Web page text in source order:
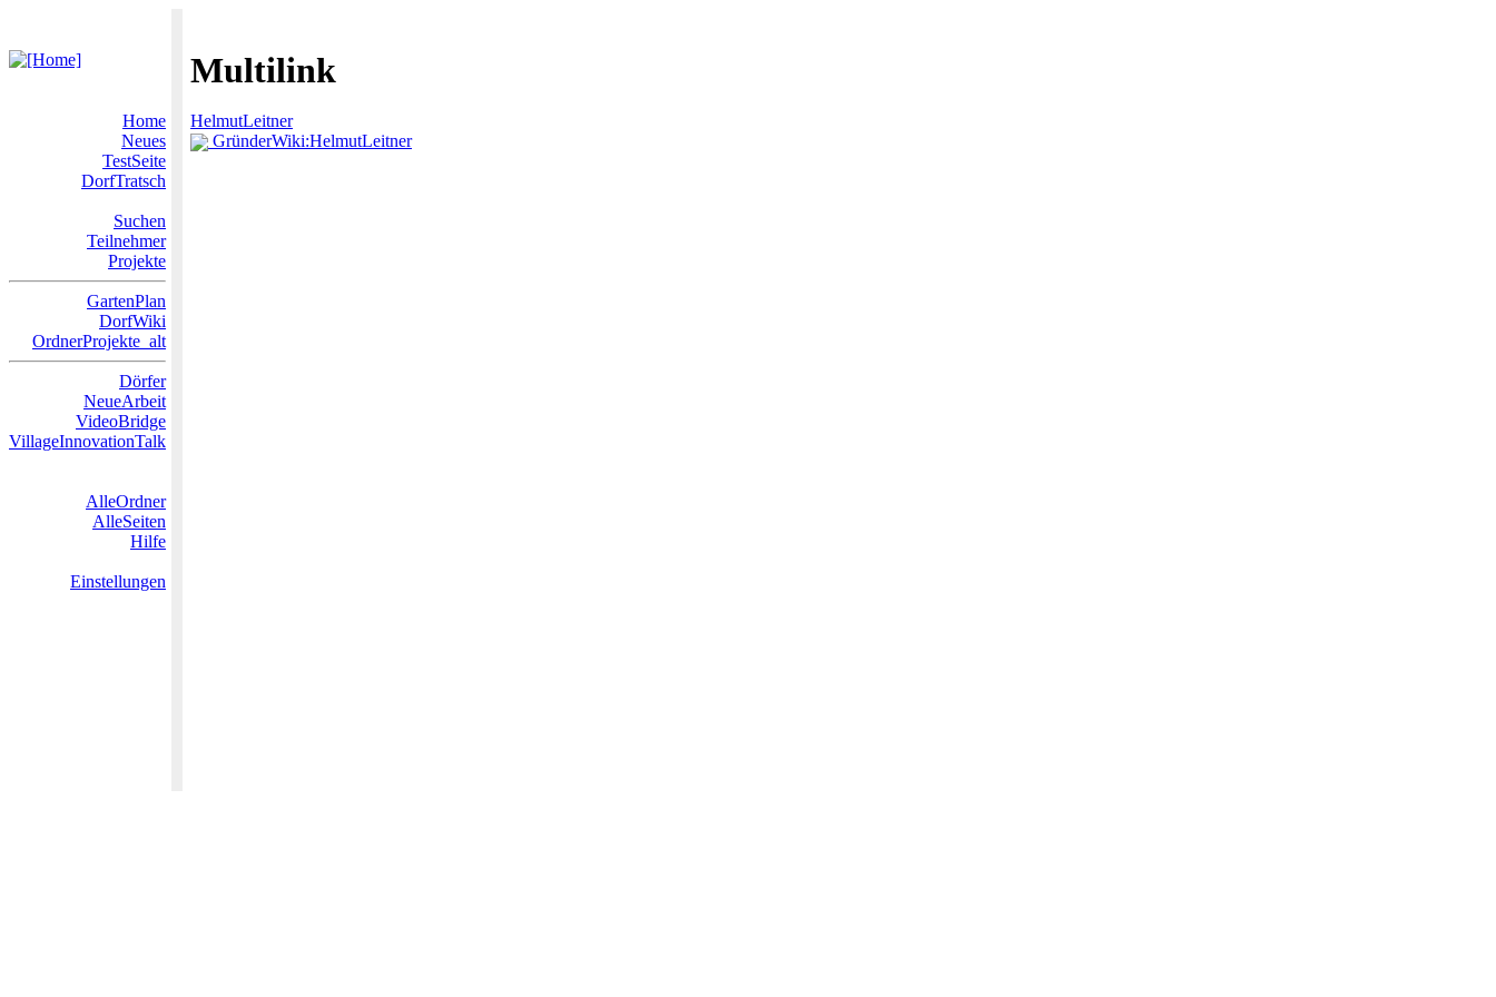
Multilink
Home
Neues
TestSeite
DorfTratsch
Suchen
Teilnehmer
Projekte
GartenPlan
DorfWiki
OrdnerProjekte_alt
Dörfer
NeueArbeit
VideoBridge
VillageInnovationTalk
AlleOrdner
AlleSeiten
Hilfe
Einstellungen
HelmutLeitner
GründerWiki:HelmutLeitner